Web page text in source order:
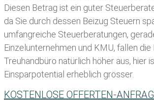
Diesen Betrag ist ein guter
da Sie durch dessen Beizug Steuern
umfangreiche Steuerberatungen,
Einzelunternehmen und KMU, fallen
Treuhandbüro natürlich höher aus, hier
Einsparpotential erheblich grösser.
KOSTENLOSE OFFERTEN-